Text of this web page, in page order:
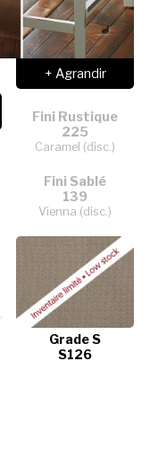
+ Agrandir
Fini Rustique
225
Caramel (disc.)
Fini Sablé
139
Vienna (disc.)
Grade S
S126